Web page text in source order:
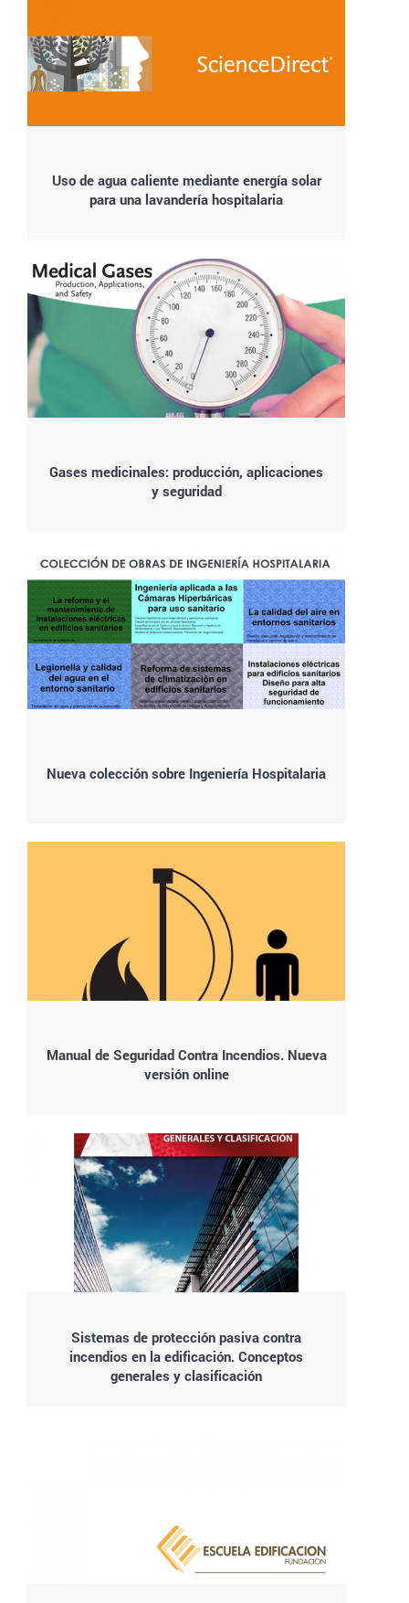
Uso de agua caliente mediante energía solar
para una lavandería hospitalaria
Gases medicinales: producción, aplicaciones
y seguridad
Nueva colección sobre Ingeniería Hospitalaria
Manual de Seguridad Contra Incendios. Nueva
versión online
Sistemas de protección pasiva contra
incendios en la edificación. Conceptos
generales y clasificación